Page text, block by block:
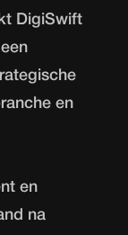
DigiSwift
en
en
na